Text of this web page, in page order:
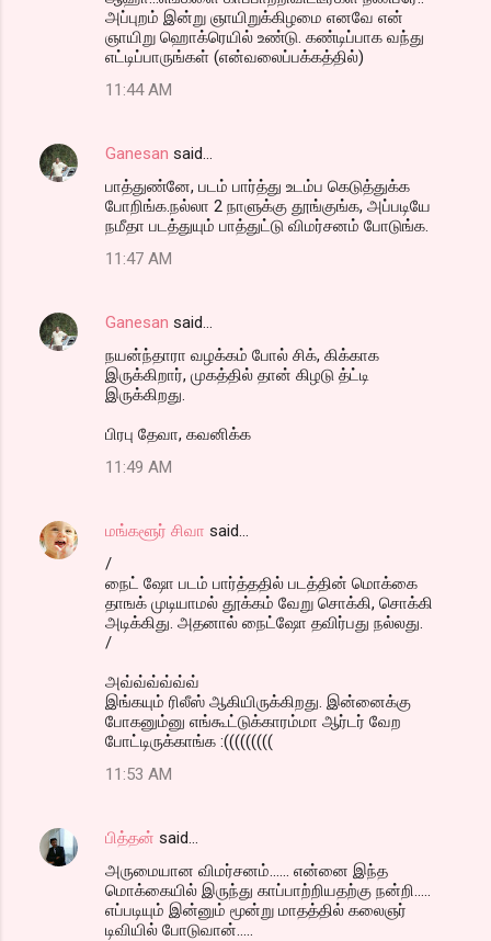
அப்புறம் இன்று ஞாயிறுக்கிழமை எனவே என்
ஞாயிறு ஹொக்ரெயில் உண்டு. கண்டிப்பாக வந்து
எட்டிப்பாருங்கள் (என்வலைப்பக்கத்தில்)
11:44 AM
Ganesan said…
பாத்துண்னே, படம் பார்த்து உடம்ப கெடுத்துக்க
போறிங்க.நல்லா 2 நாளுக்கு தூங்குங்க, அப்படியே
நமீதா படத்துயும் பாத்துட்டு விமர்சனம் போடுங்க.
11:47 AM
Ganesan said…
நயன்ந்தாரா வழக்கம் போல் சிக், கிக்காக
இருக்கிறார், முகத்தில் தான் கிழடு த்ட்டி
இருக்கிறது.
பிரபு தேவா, கவனிக்க‌
11:49 AM
மங்களூர் சிவா said…
/
நைட் ஷோ படம் பார்த்ததில் படத்தின் மொக்கை
தாஙக் முடியாமல் தூக்கம் வேறு சொக்கி, சொக்கி
அடிக்கிது. அதனால் நைட்ஷோ தவிர்பது நல்லது.
/
அவ்வ்வ்வ்வ்வ்
இங்கயும் ரிலீஸ் ஆகியிருக்கிறது. இன்னைக்கு
போகனும்னு எங்கூட்டுக்காரம்மா ஆர்டர் வேற
போட்டிருக்காங்க :(((((((((
11:53 AM
பித்தன் said…
அருமையான விமர்சனம்...... என்னை இந்த
மொக்கையில் இருந்து காப்பாற்றியதற்கு நன்றி.....
எப்படியும் இன்னும் மூன்று மாதத்தில் கலைஞர்
டிவியில் போடுவான்.....